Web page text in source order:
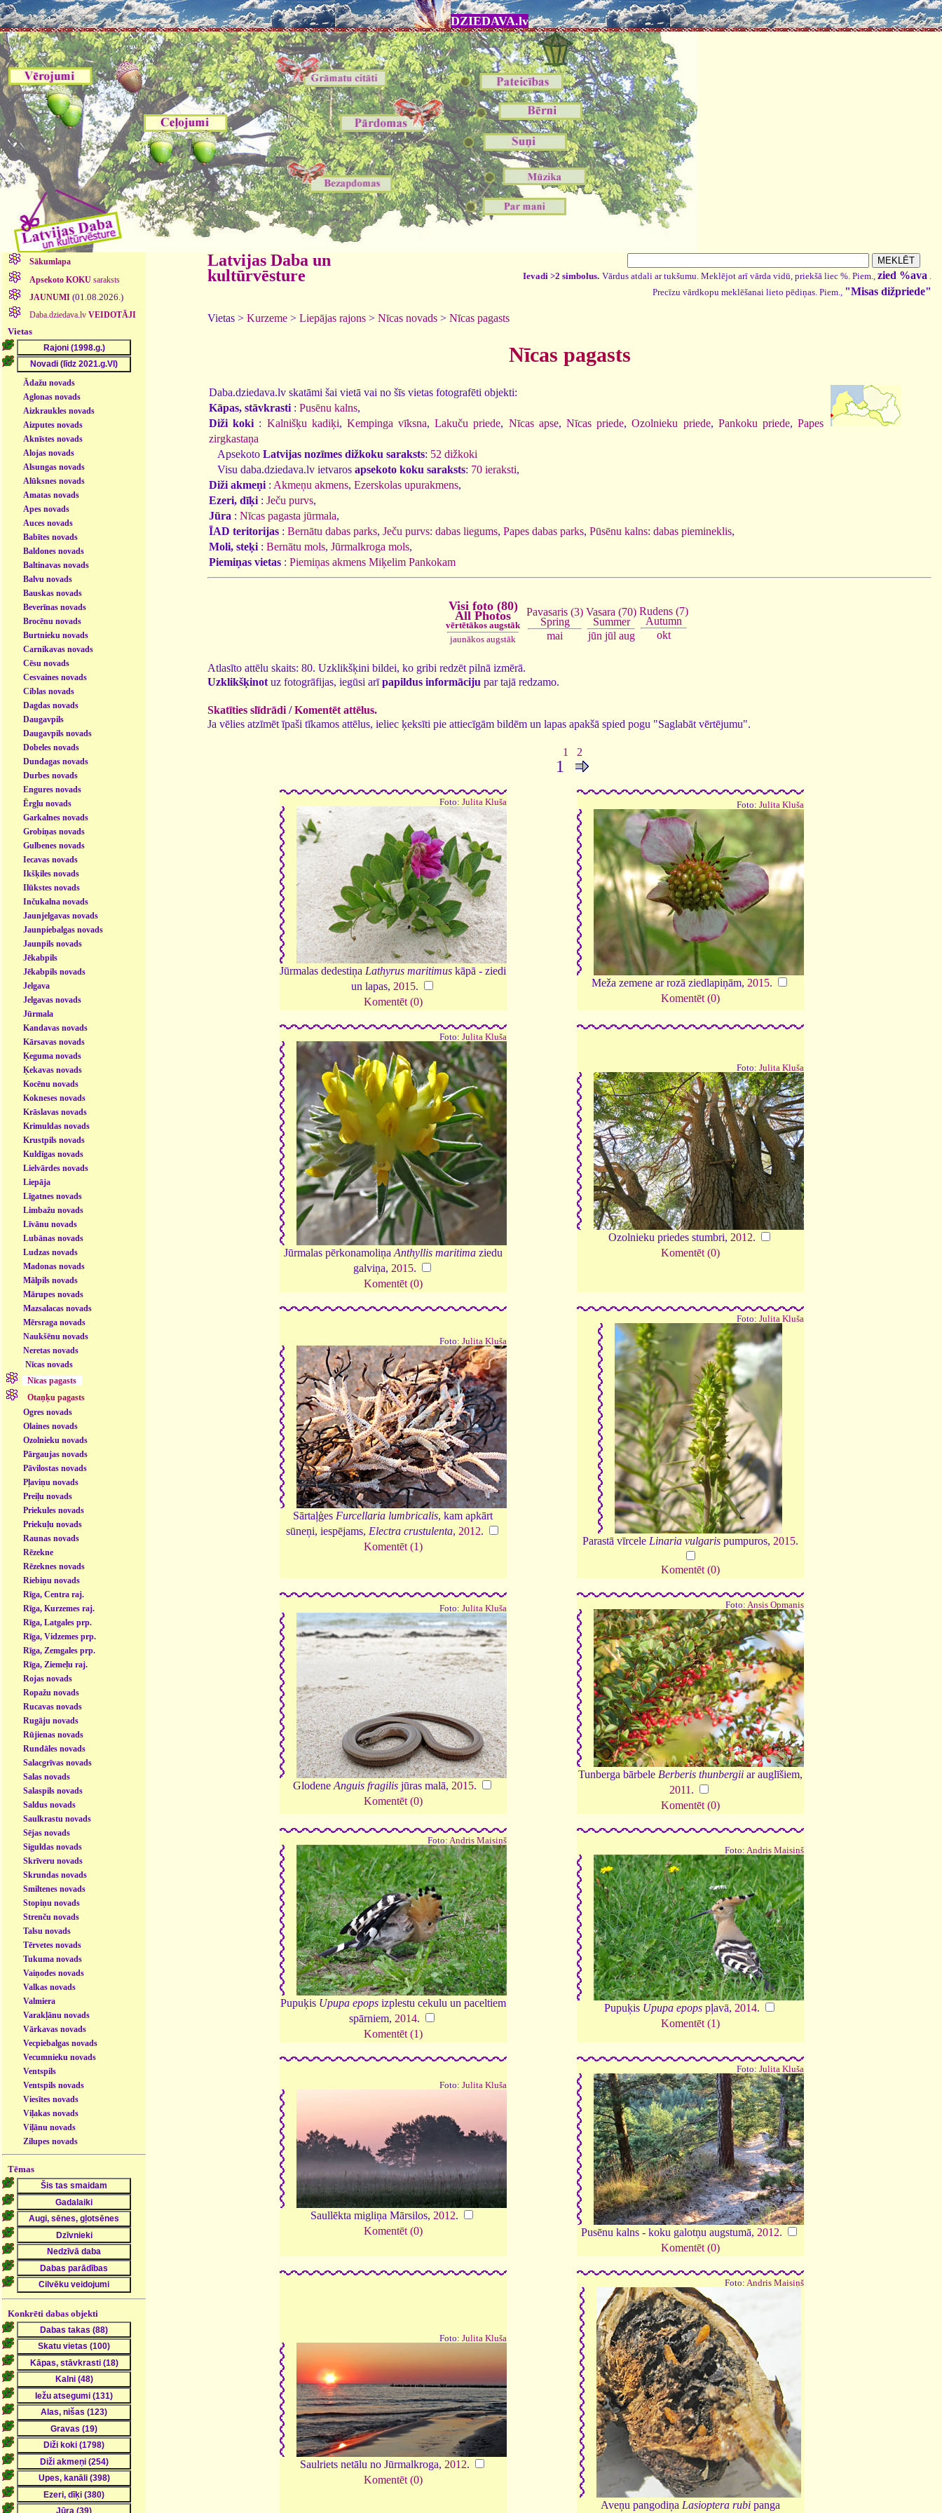
DZIEDAVA.lv
Sākumlapa
Apsekoto KOKUsaraksts
JAUNUMI (01.08.2026.)
Daba.dziedava.lv VEIDOTĀJI
Vietas
Ādažu novads
Aglonas novads
Aizkraukles novads
Aizputes novads
Aknīstes novads
Alojas novads
Alsungas novads
Alūksnes novads
Amatas novads
Apes novads
Auces novads
Babītes novads
Baldones novads
Baltinavas novads
Balvu novads
Bauskas novads
Beverīnas novads
Brocēnu novads
Burtnieku novads
Carnikavas novads
Cēsu novads
Cesvaines novads
Ciblas novads
Dagdas novads
Daugavpils
Daugavpils novads
Dobeles novads
Dundagas novads
Durbes novads
Engures novads
Ērgļu novads
Garkalnes novads
Grobiņas novads
Gulbenes novads
Iecavas novads
Ikšķiles novads
Ilūkstes novads
Inčukalna novads
Jaunjelgavas novads
Jaunpiebalgas novads
Jaunpils novads
Jēkabpils
Jēkabpils novads
Jelgava
Jelgavas novads
Jūrmala
Kandavas novads
Kārsavas novads
Ķeguma novads
Ķekavas novads
Kocēnu novads
Kokneses novads
Krāslavas novads
Krimuldas novads
Krustpils novads
Kuldīgas novads
Lielvārdes novads
Liepāja
Līgatnes novads
Limbažu novads
Līvānu novads
Lubānas novads
Ludzas novads
Madonas novads
Mālpils novads
Mārupes novads
Mazsalacas novads
Mērsraga novads
Naukšēnu novads
Neretas novads
Nīcas novads
Nīcas pagasts
Otaņķu pagasts
Ogres novads
Olaines novads
Ozolnieku novads
Pārgaujas novads
Pāvilostas novads
Pļaviņu novads
Preiļu novads
Priekules novads
Priekuļu novads
Raunas novads
Rēzekne
Rēzeknes novads
Riebiņu novads
Rīga, Centra raj.
Rīga, Kurzemes raj.
Rīga, Latgales prp.
Rīga, Vidzemes prp.
Rīga, Zemgales prp.
Rīga, Ziemeļu raj.
Rojas novads
Ropažu novads
Rucavas novads
Rugāju novads
Rūjienas novads
Rundāles novads
Salacgrīvas novads
Salas novads
Salaspils novads
Saldus novads
Saulkrastu novads
Sējas novads
Siguldas novads
Skrīveru novads
Skrundas novads
Smiltenes novads
Stopiņu novads
Strenču novads
Talsu novads
Tērvetes novads
Tukuma novads
Vaiņodes novads
Valkas novads
Valmiera
Varakļānu novads
Vārkavas novads
Vecpiebalgas novads
Vecumnieku novads
Ventspils
Ventspils novads
Viesītes novads
Viļakas novads
Viļānu novads
Zilupes novads
Tēmas
Konkrēti dabas objekti
Latvijas Daba un
kultūrvēsture
Ievadi >2 simbolus. Vārdus atdali ar tukšumu. Meklējot arī vārda vidū, priekšā liec %. Piem., zied %ava .
Precīzu vārdkopu meklēšanai lieto pēdiņas. Piem., "Misas dižpriede"
Vietas > Kurzeme > Liepājas rajons > Nīcas novads > Nīcas pagasts
Nīcas pagasts
Daba.dziedava.lv skatāmi šai vietā vai no šīs vietas fotografēti objekti:
Kāpas, stāvkrasti : Pusēnu kalns,
Diži koki : Kalnišķu kadiķi, Kempinga vīksna,Lakuču priede, Nīcas apse,Nīcas priede,Ozolnieku priede, Pankoku priede,Papes
zirgkastaņa
Apsekoto Latvijas nozīmes dižkoku saraksts: 52 dižkoki
Visu daba.dziedava.lv ietvaros apsekoto koku saraksts: 70 ieraksti,
Diži akmeņi : Akmeņu akmens, Ezerskolas upurakmens,
Ezeri, dīķi : Ječu purvs,
Jūra : Nīcas pagasta jūrmala,
ĪAD teritorijas : Bernātu dabas parks, Ječu purvs: dabas liegums, Papes dabas parks, Pūsēnu kalns: dabas piemineklis,
Moli, steķi : Bernātu mols, Jūrmalkroga mols,
Piemiņas vietas : Piemiņas akmens Miķelim Pankokam
Visi foto (80)
All Photos
vērtētākos augstāk
jaunākos augstāk
Pavasaris (3)
Spring
mai
Vasara (70)
Summer
jūn jūl aug
Rudens (7)
Autumn
okt
Atlasīto attēlu skaits: 80. Uzklikšķini bildei, ko gribi redzēt pilnā izmērā.
Uzklikšķinot uz fotogrāfijas, iegūsi arīpapildus informāciju par tajā redzamo.
Skatīties slīdrādi /Komentēt attēlus.
Ja vēlies atzīmēt īpaši tīkamos attēlus, ieliec ķeksīti pie attiecīgām bildēm un lapas apakšā spied pogu "Saglabāt vērtējumu".
1 2
1
Foto: Julita Kluša
Jūrmalas dedestiņa Lathyrus maritimus kāpā - ziedi
un lapas, 2015.
Komentēt (0)
Foto: Julita Kluša
Meža zemene ar rozā ziedlapiņām, 2015.
Komentēt (0)
Foto: Julita Kluša
Jūrmalas pērkonamoliņa Anthyllis maritimaziedu
galviņa, 2015.
Komentēt (0)
Foto: Julita Kluša
Ozolnieku priedes stumbri, 2012.
Komentēt (0)
Foto: Julita Kluša
Sārtaļģes Furcellaria lumbricalis, kam apkārt
sūneņi, iespējams, Electra crustulenta, 2012.
Komentēt (1)
Foto: Julita Kluša
Parastā vīrcele Linaria vulgarispumpuros, 2015.
Komentēt (0)
Foto: Julita Kluša
Glodene Anguis fragilisjūras malā, 2015.
Komentēt (0)
Foto: Ansis Opmanis
Tunberga bārbele Berberis thunbergiiar auglīšiem,
2011 .
Komentēt (0)
Foto: Andris Maisiņš
Pupuķis Upupa epopsizplestu cekulu un paceltiem
spārniem, 2014.
Komentēt (1)
Foto: Andris Maisiņš
Pupuķis Upupa epopspļavā, 2014.
Komentēt (1)
Foto: Julita Kluša
Saullēkta migliņa Mārsilos, 2012.
Komentēt (0)
Foto: Julita Kluša
Pusēnu kalns - koku galotņu augstumā, 2012.
Komentēt (0)
Foto: Julita Kluša
Saulriets netālu no Jūrmalkroga, 2012.
Komentēt (0)
Foto: Andris Maisiņš
Aveņu pangodiņa Lasioptera rubipanga